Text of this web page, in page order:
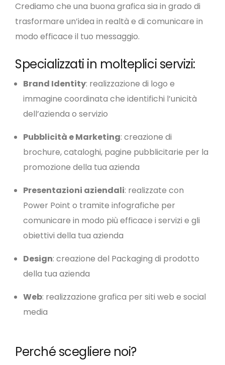
Crediamo che una buona grafica sia in grado di
trasformare un’idea in realtà e di comunicare in
modo efficace il tuo messaggio.
Specializzati in molteplici servizi:
Brand Identity: realizzazione di logo e
immagine coordinata che identifichi l’unicità
dell’azienda o servizio
Pubblicità e Marketing: creazione di
brochure, cataloghi, pagine pubblicitarie per la
promozione della tua azienda
Presentazioni aziendali: realizzate con
Power Point o tramite infografiche per
comunicare in modo più efficace i servizi e gli
obiettivi della tua azienda
Design: creazione del Packaging di prodotto
della tua azienda
Web: realizzazione grafica per siti web e social
media
Perché scegliere noi?